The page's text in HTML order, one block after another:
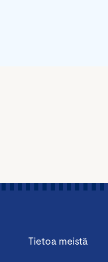
Tietoa meistä